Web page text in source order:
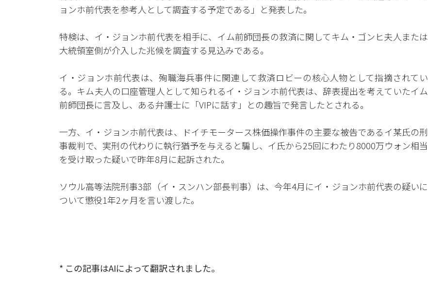
ョンホ前代表を参考人として調査する予定である」と発表した。
特検は、イ・ジョンホ前代表を相手に、イム前師団長の救済に関してキム・ゴンヒ夫人または
大統領室側が介入した兆候を調査する見込みである。
イ・ジョンホ前代表は、殉職海兵事件に関連して救済ロビーの核心人物として指摘されてい
る。キム夫人の口座管理人として知られるイ・ジョンホ前代表は、辞表提出を考えていたイム
前師団長に言及し、ある弁護士に「VIPに話す」との趣旨で発言したとされる。
一方、イ・ジョンホ前代表は、ドイチモータース株価操作事件の主要な被告であるイ某氏の刑
事裁判で、実刑の代わりに執行猶予を与えると騙し、イ氏から25回にわたり8000万ウォン相当
を受け取った疑いで昨年8月に起訴された。
ソウル高等法院刑事3部（イ・スンハン部長判事）は、今年4月にイ・ジョンホ前代表の疑いに
ついて懲役1年2ヶ月を言い渡した。
* この記事はAIによって翻訳されました。